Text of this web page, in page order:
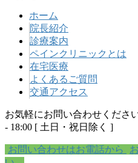
ホーム
院長紹介
診療案内
ペインクリニックとは
在宅医療
よくあるご質問
交通アクセス
お気軽にお問い合わせください
- 18:00 [ 土日・祝日除く ]
お問い合わせはお電話から